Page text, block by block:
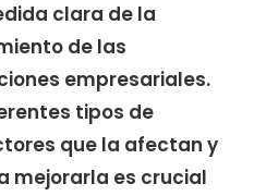
clara de la
de las
empresariales.
tipos de
que la afectan y
mejorarla es crucial